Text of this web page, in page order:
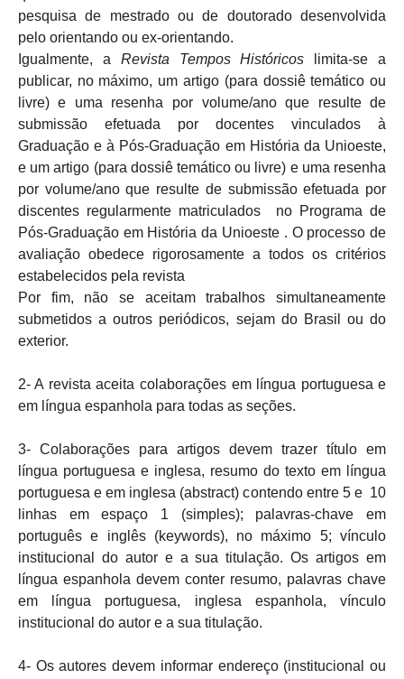
pesquisa de mestrado ou de doutorado desenvolvida
pelo orientando ou ex-orientando.
Igualmente, a
Revista Tempos Históricos limita-se a
publicar, no máximo, um artigo (para dossiê temático ou
livre) e uma resenha por volume/ano que resulte de
submissão efetuada por docentes vinculados à
Graduação e à Pós-Graduação em História da Unioeste,
e um artigo (para dossiê temático ou livre) e uma resenha
por volume/ano que resulte de submissão efetuada por
discentes regularmente matriculados no Programa de
Pós-Graduação em História da Unioeste . O processo de
avaliação obedece rigorosamente a todos os critérios
estabelecidos pela revista
Por fim, não se aceitam trabalhos simultaneamente
submetidos a outros periódicos, sejam do Brasil ou do
exterior.
2- A revista aceita colaborações em língua portuguesa e
em língua espanhola para todas as seções.
3- Colaborações para artigos devem trazer título em
língua portuguesa e inglesa, resumo do texto em língua
portuguesa e em inglesa (abstract) contendo entre 5 e 10
linhas em espaço 1 (simples); palavras-chave em
português e inglês (keywords), no máximo 5; vínculo
institucional do autor e a sua titulação. Os artigos em
língua espanhola devem conter resumo, palavras chave
em língua portuguesa, inglesa espanhola, vínculo
institucional do autor e a sua titulação.
4- Os autores devem informar endereço (institucional ou